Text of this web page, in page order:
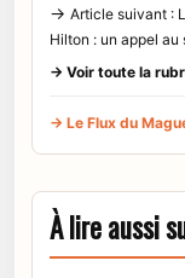
→ Article suivant :
Hilton : un appel
→ Voir toute la
→ Le Flux du
À lire aussi